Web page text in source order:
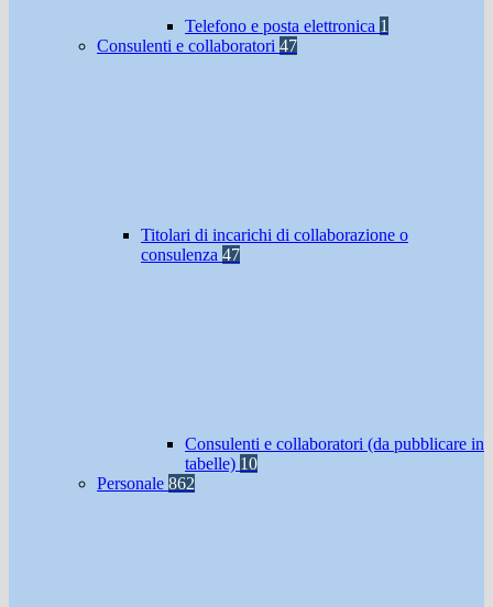
Telefono e posta elettronica 1
Consulenti e collaboratori 47
Titolari di incarichi di collaborazione o
consulenza 47
Consulenti e collaboratori (da pubblicare in
tabelle) 10
Personale 862